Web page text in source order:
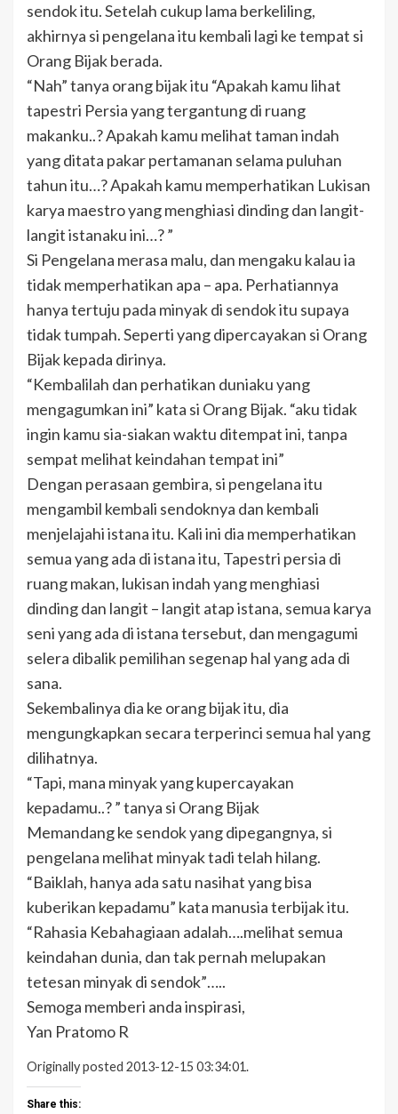
sendok itu. Setelah cukup lama berkeliling,
akhirnya si pengelana itu kembali lagi ke tempat si
Orang Bijak berada.
“Nah” tanya orang bijak itu “Apakah kamu lihat
tapestri Persia yang tergantung di ruang
makanku..? Apakah kamu melihat taman indah
yang ditata pakar pertamanan selama puluhan
tahun itu…? Apakah kamu memperhatikan Lukisan
karya maestro yang menghiasi dinding dan langit-
langit istanaku ini…? ”
Si Pengelana merasa malu, dan mengaku kalau ia
tidak memperhatikan apa – apa. Perhatiannya
hanya tertuju pada minyak di sendok itu supaya
tidak tumpah. Seperti yang dipercayakan si Orang
Bijak kepada dirinya.
“Kembalilah dan perhatikan duniaku yang
mengagumkan ini” kata si Orang Bijak. “aku tidak
ingin kamu sia-siakan waktu ditempat ini, tanpa
sempat melihat keindahan tempat ini”
Dengan perasaan gembira, si pengelana itu
mengambil kembali sendoknya dan kembali
menjelajahi istana itu. Kali ini dia memperhatikan
semua yang ada di istana itu, Tapestri persia di
ruang makan, lukisan indah yang menghiasi
dinding dan langit – langit atap istana, semua karya
seni yang ada di istana tersebut, dan mengagumi
selera dibalik pemilihan segenap hal yang ada di
sana.
Sekembalinya dia ke orang bijak itu, dia
mengungkapkan secara terperinci semua hal yang
dilihatnya.
“Tapi, mana minyak yang kupercayakan
kepadamu..? ” tanya si Orang Bijak
Memandang ke sendok yang dipegangnya, si
pengelana melihat minyak tadi telah hilang.
“Baiklah, hanya ada satu nasihat yang bisa
kuberikan kepadamu” kata manusia terbijak itu.
“Rahasia Kebahagiaan adalah….melihat semua
keindahan dunia, dan tak pernah melupakan
tetesan minyak di sendok”…..
Semoga memberi anda inspirasi,
Yan Pratomo R
Originally posted 2013-12-15 03:34:01.
Share this: